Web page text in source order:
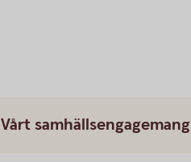
Vårt samhällsengagemang